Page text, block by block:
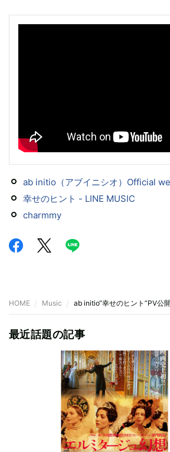
ab initio（アブイニシオ）Official
幸せのヒント - LINE MUSIC
charmmy
HOME Music ab initio“幸せのヒント”PV
最近話題の記事